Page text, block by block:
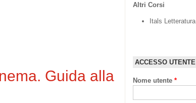
Guida alla
Altri Corsi
Itals Letteratura
ACCESSO UTENTE
Nome utente *